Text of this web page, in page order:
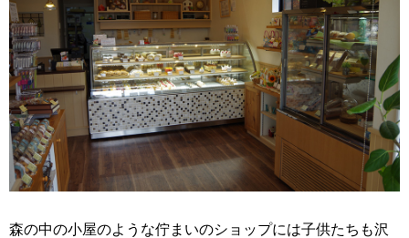
森の中の小屋のような佇まいのショップには子供たちも沢